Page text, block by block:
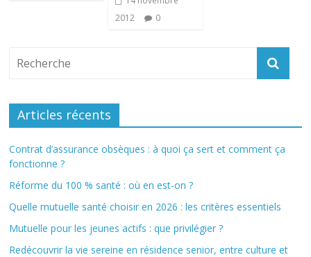
2012
0
Articles récents
Contrat d’assurance obsèques : à quoi ça sert et comment ça
fonctionne ?
Réforme du 100 % santé : où en est-on ?
Quelle mutuelle santé choisir en 2026 : les critères essentiels
Mutuelle pour les jeunes actifs : que privilégier ?
Redécouvrir la vie sereine en résidence senior, entre culture et